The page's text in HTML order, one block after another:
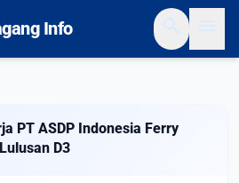
Info
PT ASDP Indonesia Ferry
D3